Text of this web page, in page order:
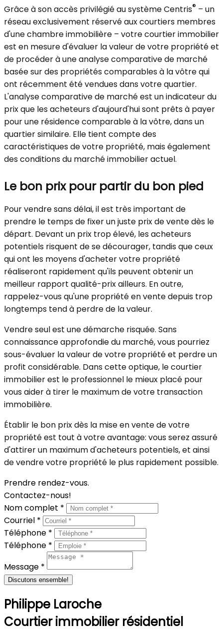
Grâce à son accès privilégié au système Centris® – un
réseau exclusivement réservé aux courtiers membres
d'une chambre immobilière – votre courtier immobilier
est en mesure d'évaluer la valeur de votre propriété et
de procéder à une analyse comparative de marché
basée sur des propriétés comparables à la vôtre qui
ont récemment été vendues dans votre quartier.
L'analyse comparative de marché est un indicateur du
prix que les acheteurs d'aujourd'hui sont prêts à payer
pour une résidence comparable à la vôtre, dans un
quartier similaire. Elle tient compte des
caractéristiques de votre propriété, mais également
des conditions du marché immobilier actuel.
Le bon prix pour partir du bon pied
Pour vendre sans délai, il est très important de
prendre le temps de fixer un juste prix de vente dès le
départ. Devant un prix trop élevé, les acheteurs
potentiels risquent de se décourager, tandis que ceux
qui ont les moyens d'acheter votre propriété
réaliseront rapidement qu'ils peuvent obtenir un
meilleur rapport qualité-prix ailleurs. En outre,
rappelez-vous qu'une propriété en vente depuis trop
longtemps tend à perdre de la valeur.
Vendre seul est une démarche risquée. Sans
connaissance approfondie du marché, vous pourriez
sous-évaluer la valeur de votre propriété et perdre un
profit considérable. Dans cette optique, le courtier
immobilier est le professionnel le mieux placé pour
vous aider à tirer le maximum de votre transaction
immobilière.
Établir le bon prix dès la mise en vente de votre
propriété est tout à votre avantage: vous serez assuré
d'attirer un maximum d'acheteurs potentiels, et ainsi
de vendre votre propriété le plus rapidement possible.
Prendre rendez-vous.
Contactez-nous!
Nom complet *
Courriel *
Téléphone *
Téléphone *
Message *
Discutons ensemble!
Philippe Laroche
Courtier immobilier résidentiel